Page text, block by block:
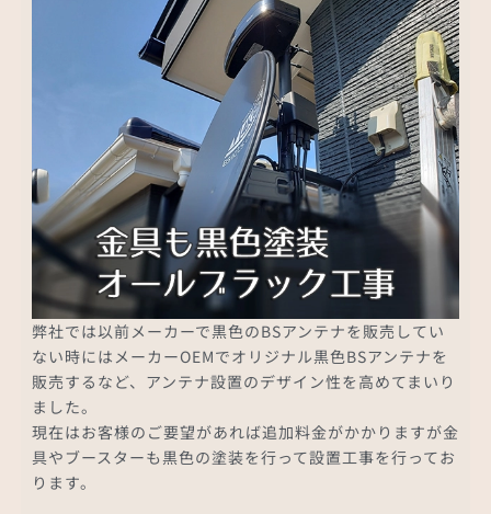
弊社では以前メーカーで黒色のBSアンテナを販売してい
ない時にはメーカーOEMでオリジナル黒色BSアンテナを
販売するなど、アンテナ設置のデザイン性を高めてまいり
ました。
現在はお客様のご要望があれば追加料金がかかりますが金
具やブースターも黒色の塗装を行って設置工事を行ってお
ります。